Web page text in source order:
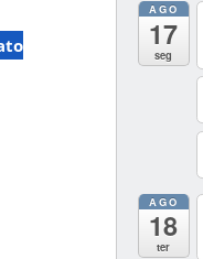
AGO
17
seg
AGO
18
ter